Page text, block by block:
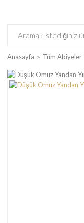
Anasayfa Tüm Abiyeler